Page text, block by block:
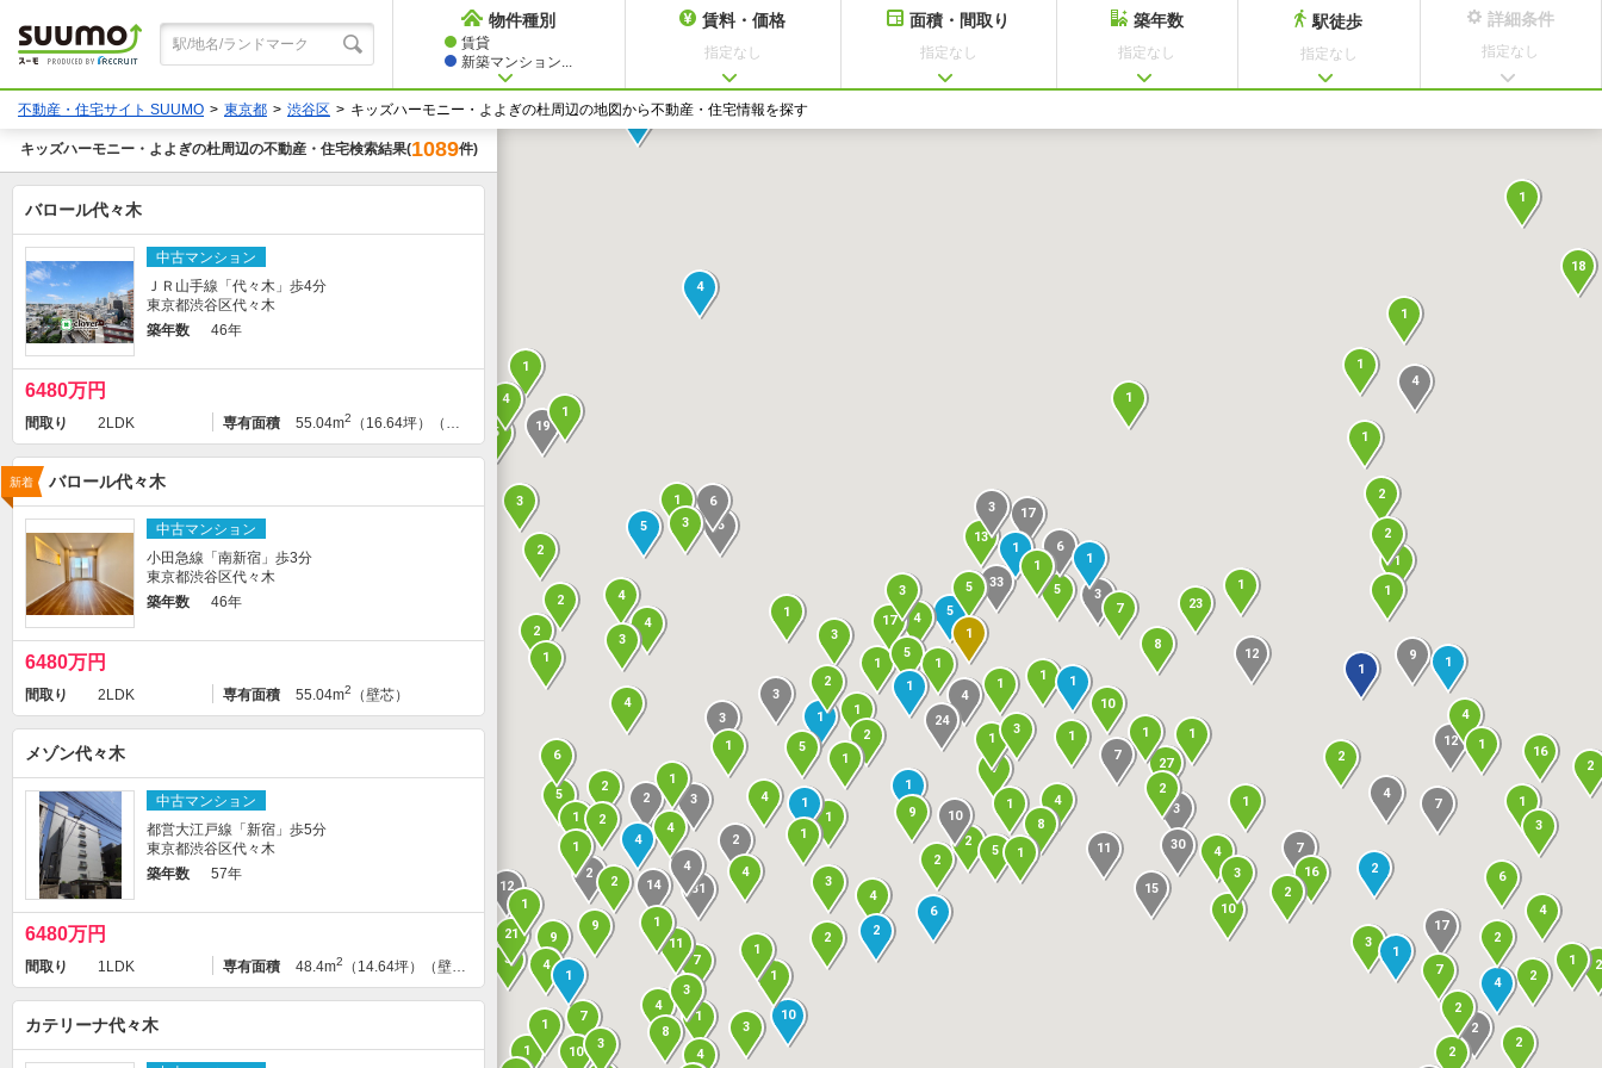
物件種別
賃貸
新築マンション...
賃料・価格
指定なし
面積・間取り
指定なし
築年数
指定なし
駅徒歩
指定なし
詳細条件
指定なし
不動産・住宅サイト SUUMO 東京都 渋谷区 キッズハーモニー・よよぎの杜周辺の地図から不動産・住宅情報を探す
12
2
7
1
17
7
10
2
5
1
3
6
6
14
23
4
3
3
9
18
2
5
7
1
2
33
1
17
2
11
13
4
5
2
4
1
4
3
1
9
3
4
4
7
7
4
16
12
1
10
31
10
4
17
6
1
2
19
10
1
1
5
1
15
1
2
7
2
4
6
10
2
1
2
4
4
1
5
1
3
7
4
16
8
1
4
4
2
2
1
27
1
2
1
2
5
2
2
5
4
7
1
12
30
1
3
6
1
3
1
1
1
3
2
9
1
4
2
4
3
6
4
9
1
1
1
1
8
2
21
8
4
1
24
1
2
1
2
2
1
3
4
3
3
3
4
1
3
1
11
2
3
3
5
1
2
1
1
3
1
1
2
2
3
4
3
5
1
1
1
1
2
1
1
1
1
1
1
19
1
4
1
1
2
1
キッズハーモニー・よよぎの杜周辺の不動産・住宅検索結果(1089件)
バロール代々木
中古マンション
ＪＲ山手線「代々木」歩4分
東京都渋谷区代々木
築年数
46年
6480万円
間取り 2LDK 専有面積 55.04m2 （16.64坪）（壁芯）
新着 バロール代々木
中古マンション
小田急線「南新宿」歩3分
東京都渋谷区代々木
築年数
46年
6480万円
間取り 2LDK 専有面積 55.04m2 （壁芯）
メゾン代々木
中古マンション
都営大江戸線「新宿」歩5分
東京都渋谷区代々木
築年数
57年
6480万円
間取り 1LDK 専有面積 48.4m2 （14.64坪）（壁芯）
カテリーナ代々木